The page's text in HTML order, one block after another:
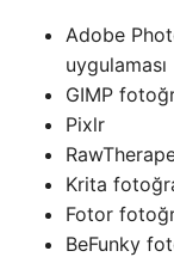
Adobe
uygulaması
GIMP
Pixlr
Krita
Fotor
BeFunky